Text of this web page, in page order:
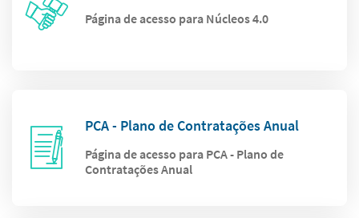
Página de acesso para Núcleos 4.0
PCA - Plano de Contratações Anual
Página de acesso para PCA - Plano de
Contratações Anual